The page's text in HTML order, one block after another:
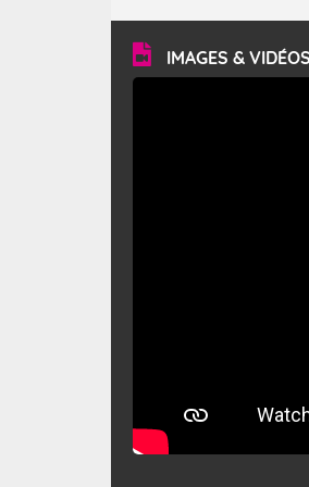
vitesse moyenne de 50
en rafales, parfois
du Rhône et la Provence et
méditerranéen à partir de
IMAGES & VIDÉOS